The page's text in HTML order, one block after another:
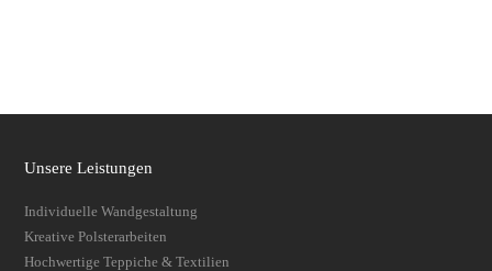
Unsere Leistungen
Individuelle Wandgestaltung
Kreative Polsterarbeiten
Hochwertige Teppiche & Textilien